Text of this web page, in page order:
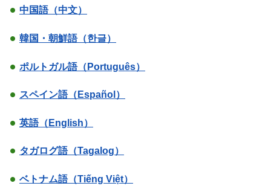
中国語（中文）
韓国・朝鮮語（한글）
ポルトガル語（Português）
スペイン語（Español）
英語（English）
タガログ語（Tagalog）
ベトナム語（Tiếng Việt）